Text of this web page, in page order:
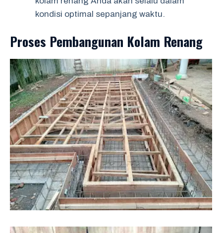
kondisi optimal sepanjang waktu.
Proses Pembangunan Kolam Renang